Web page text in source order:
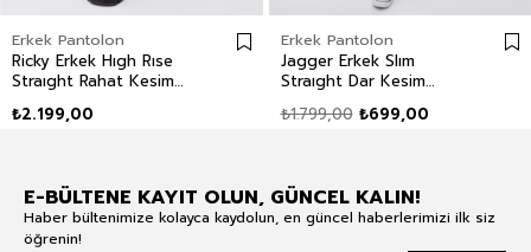
Erkek Pantolon
Ricky Erkek Hıgh Rıse
Straıght Rahat Kesim
Pantolon Düz Paça Gri
₺2.199,00
Erkek Pantolon
Jagger Erkek Slım
Straıght Dar Kesim
Pantolon Düz Paça Yeşil
₺699,00
₺1.799,00
E-BÜLTENE KAYIT OLUN, GÜNCEL KALIN!
Haber bültenimize kolayca kaydolun, en güncel haberlerimizi ilk siz
öğrenin!